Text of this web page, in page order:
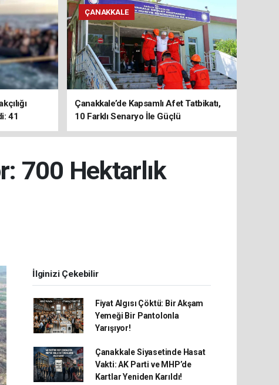
41
ÇANAKKALE
Çanakkale’de Kapsamlı Afet Tatbikatı,
10 Farklı Senaryo İle Güçlü
Koordinasyon
700 Hektarlık
İlginizi Çekebilir
Fiyat Algısı Çöktü: Bir Akşam
Yemeği Bir Pantolonla
Yarışıyor!
Çanakkale Siyasetinde Hasat
Vakti: AK Parti ve MHP’de
Kartlar Yeniden Karıldı!